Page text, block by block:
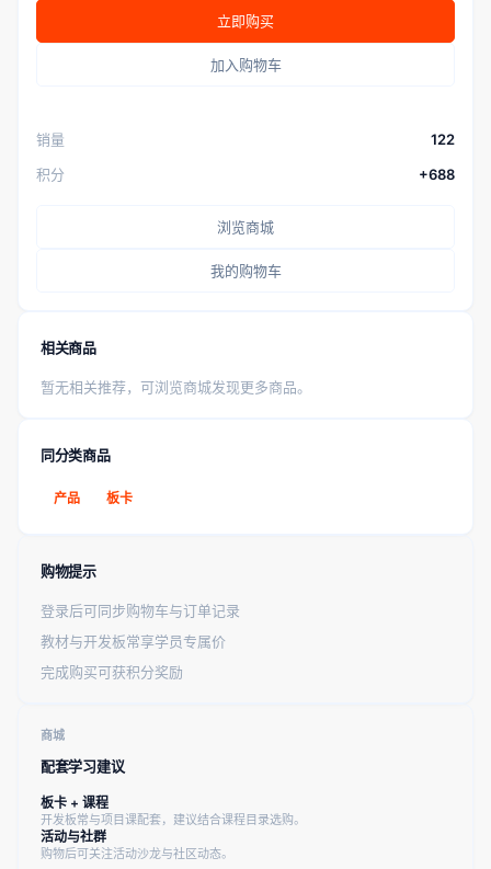
立即购买
加入购物车
销量
122
积分
+688
浏览商城
我的购物车
相关商品
暂无相关推荐，可浏览商城发现更多商品。
同分类商品
产品 板卡
购物提示
登录后可同步购物车与订单记录
教材与开发板常享学员专属价
完成购买可获积分奖励
商城
配套学习建议
板卡 + 课程
开发板常与项目课配套，建议结合课程目录选购。
活动与社群
购物后可关注活动沙龙与社区动态。